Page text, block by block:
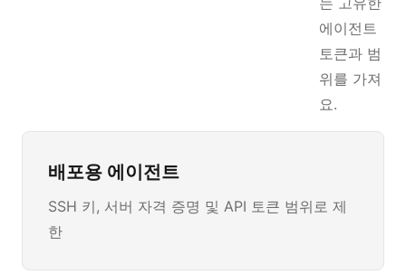
에이전트
토큰과 범
위를 가져
요.
배포용 에이전트
SSH 키, 서버 자격 증명 및 API 토큰 범위로 제
한